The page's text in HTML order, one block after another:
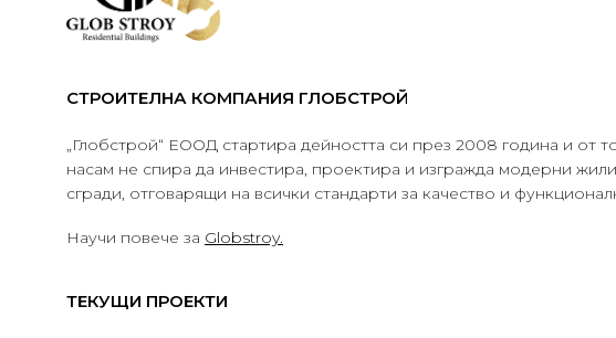
СТРОИТЕЛНА КОМПАНИЯ ГЛОБСТРОЙ
„Глобстрой“ ЕООД стартира дейността си през 2008 година и от
насам не спира да инвестира, проектира и изгражда модерни
сгради, отговарящи на всички стандарти за качество и
Научи повече за Globstroy.
ТЕКУЩИ ПРОЕКТИ